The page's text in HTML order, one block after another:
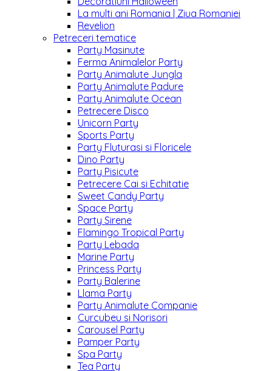
La multi ani Romania | Ziua Romaniei
Revelion
Petreceri tematice
Party Masinute
Ferma Animalelor Party
Party Animalute Jungla
Party Animalute Padure
Party Animalute Ocean
Petrecere Disco
Unicorn Party
Sports Party
Party Fluturasi si Floricele
Dino Party
Party Pisicute
Petrecere Cai si Echitatie
Sweet Candy Party
Space Party
Party Sirene
Flamingo Tropical Party
Party Lebada
Marine Party
Princess Party
Party Balerine
Llama Party
Party Animalute Companie
Curcubeu si Norisori
Carousel Party
Pamper Party
Spa Party
Tea Party